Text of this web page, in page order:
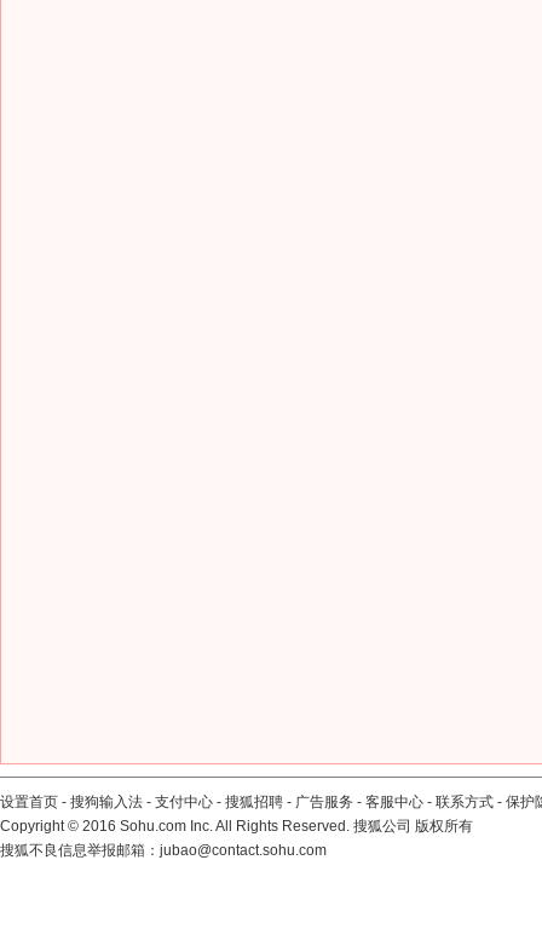
设置首页 - 搜狗输入法 - 支付中心 - 搜狐招聘 - 广告服务 - 客服中心 - 联系方式 - 保护
Copyright© 2016 Sohu.com Inc. All Rights Reserved. 搜狐公司 版权所有
搜狐不良信息举报邮箱： jubao@contact.sohu.com